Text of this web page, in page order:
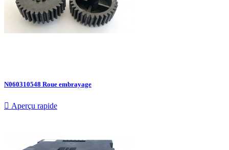
N060310548 Roue embrayage
 Aperçu rapide